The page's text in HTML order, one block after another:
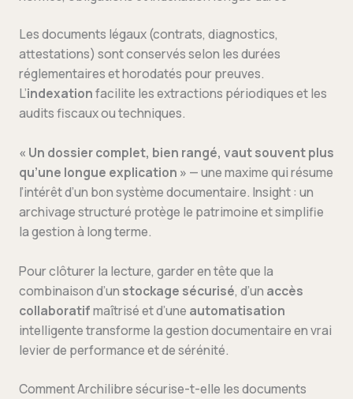
Les documents légaux (contrats, diagnostics,
attestations) sont conservés selon les durées
réglementaires et horodatés pour preuves.
L’indexationfacilite les extractions périodiques et les
audits fiscaux ou techniques.
« Un dossier complet, bien rangé, vaut souvent plus
qu’une longue explication » — une maxime qui résume
l’intérêt d’un bon système documentaire. Insight : un
archivage structuré protège le patrimoine et simplifie
la gestion à long terme.
Pour clôturer la lecture, garder en tête que la
combinaison d’un stockage sécurisé, d’un accès
collaboratifmaîtrisé et d’une automatisation
intelligente transforme la gestion documentaire en vrai
levier de performance et de sérénité.
Comment Archilibre sécurise-t-elle les documents